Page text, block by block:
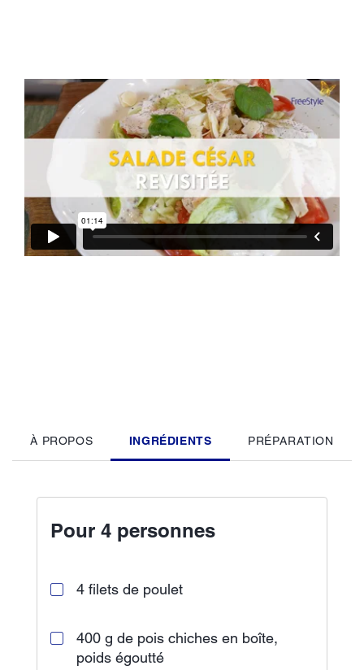
À PROPOS INGRÉDIENTS PRÉPARATION
Pour 4 personnes
4 filets de poulet
400 g de pois chiches en boîte,
poids égoutté